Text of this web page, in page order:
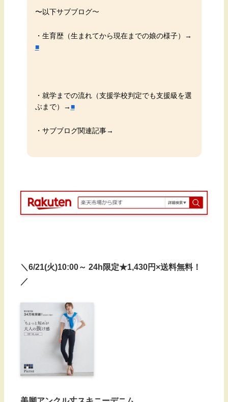
〜以下サブブログ〜
・生育歴（生まれてから現在までの娘の様子）→
■
・就学までの流れ（支援学校判定でも支援級を選
ぶまで）→■
・サブブログ関連記事→
＼6/21(火)10:00～ 24h限定★1,430円×送料無料！
／